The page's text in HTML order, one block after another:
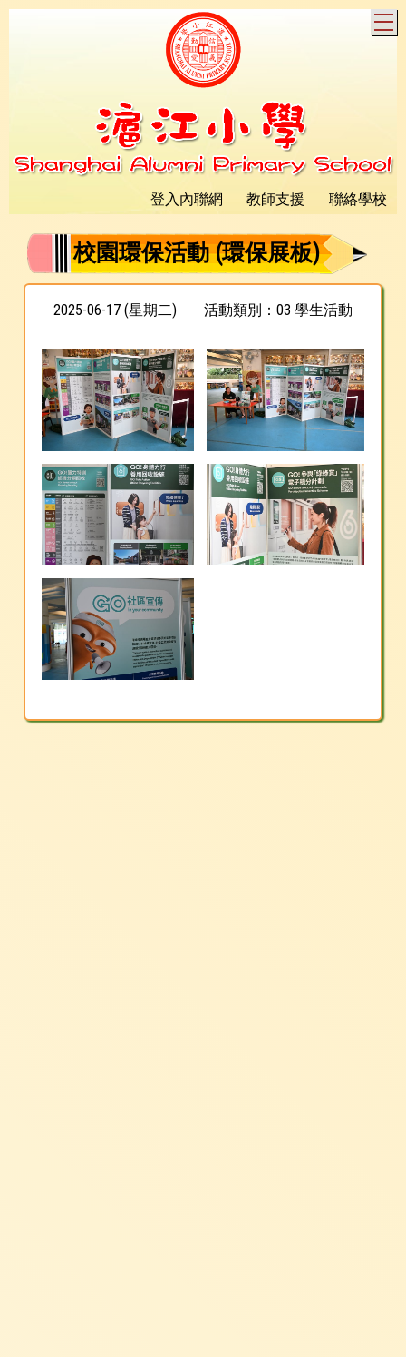
登入內聯網 教師支援 聯絡學校
校園環保活動 (環保展板)
2025-06-17 (星期二) 活動類別：03 學生活動